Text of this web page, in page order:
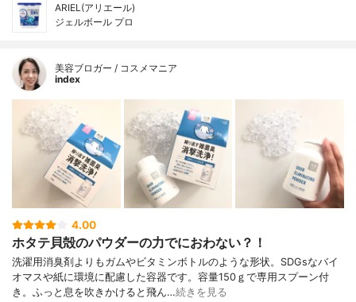
ARIEL(アリエール)
ジェルボール プロ
美容ブロガー / コスメマニア
index
4.00
ホタテ貝殻のパウダーの力でにおわない？！
洗濯用消臭剤よりもガムやビタミンボトルのような形状。SDGsなバイ
オマスや紙に環境に配慮した容器です。容量150ｇで専用スプーン付
き。ふっと息を吹きかけると飛ん…続きを見る